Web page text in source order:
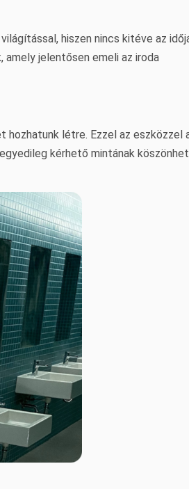
hiszen nincs kitéve az
amely jelentősen emeli az iroda
létre. Ezzel az eszközzel
kérhető mintának